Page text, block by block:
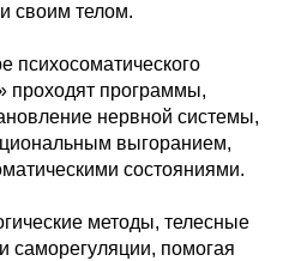
своим телом.
психосоматического
проходят программы,
нервной системы,
выгоранием,
состояниями.
методы, телесные
саморегуляции, помогая